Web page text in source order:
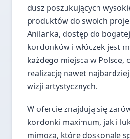
dusz poszukujących
produktów do swoich
Anilanka, dostęp do
kordonków i włóczek jest
każdego miejsca w Polsce,
realizację nawet
wizji artystycznych.
W ofercie znajdują się
kordonki maximum, jak i
mimoza, które doskonale